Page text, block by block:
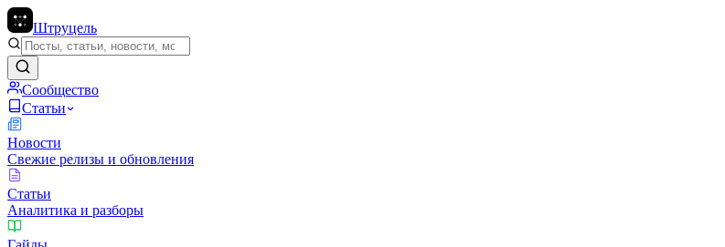
Штруцель
Сообщество
Статьи
Новости
Свежие релизы и обновления
Статьи
Аналитика и разборы